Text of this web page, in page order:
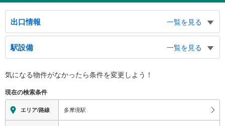
出口情報
一覧を見る
西口
宮下本町３丁目、東橋本４丁目方面、町田街道、小山ヶ丘４丁目方面、多摩ニ
ュータウン通り
Ｂ１西口
Ｂ２西口
小山ヶ丘４丁目方面、多摩境通り、バスのりば、タクシーのりば
東口
駅設備
一覧を見る
※段差なしでの移動経路
地上⇔改札⇔ホーム：○
エレベータ
・各ホーム⇔改札
気になる物件がなかったら条件を変更しよう！
現在の検索条件
エリア/路線 多摩境駅